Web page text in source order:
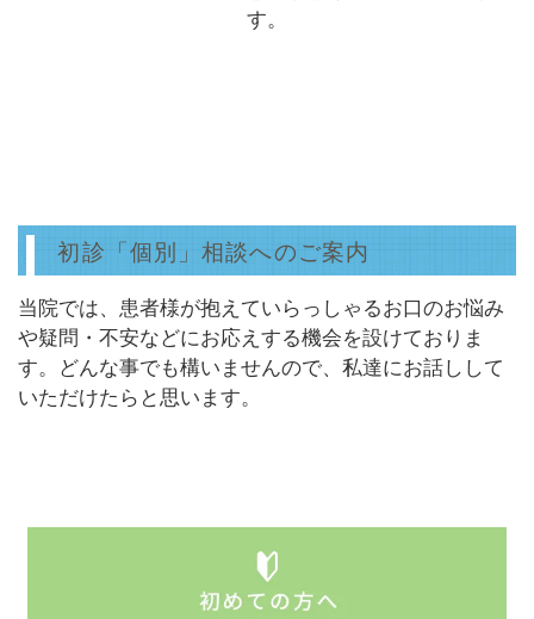
す。
初診「個別」相談へのご案内
当院では、患者様が抱えていらっしゃるお口のお悩み
や疑問・不安などにお応えする機会を設けておりま
す。どんな事でも構いませんので、私達にお話しして
いただけたらと思います。